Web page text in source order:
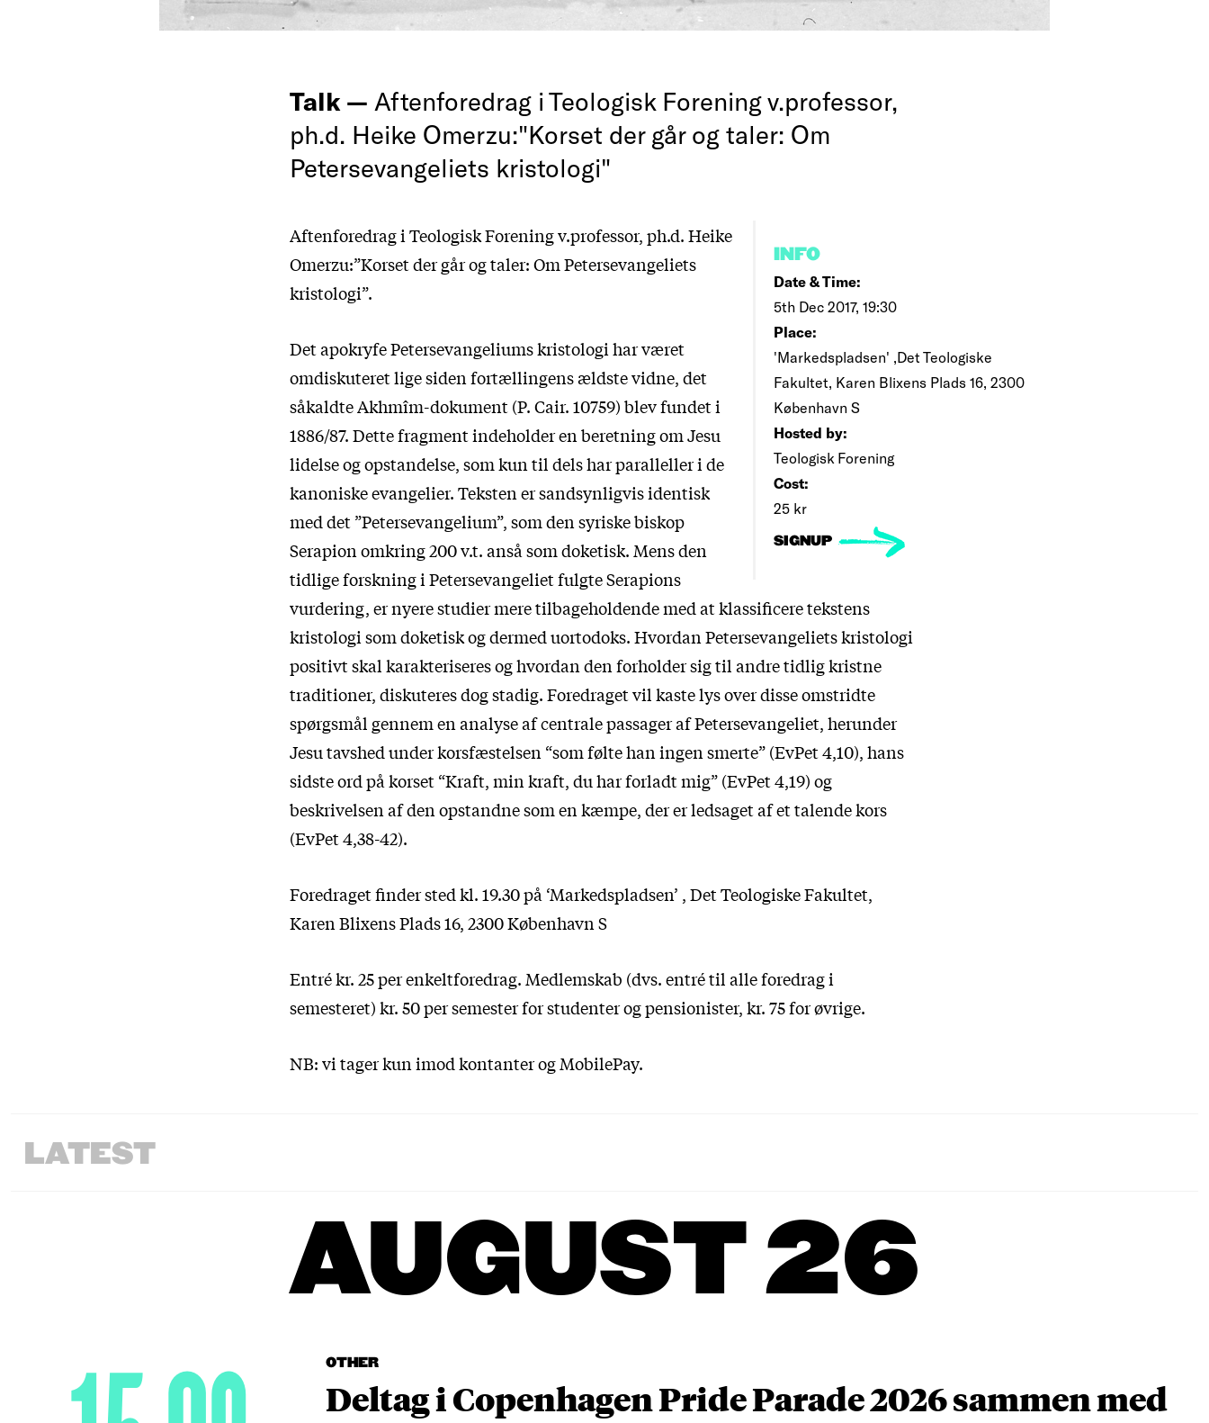
Talk — Aftenforedrag i Teologisk Forening v.professor,
ph.d. Heike Omerzu:"Korset der går og taler: Om
Petersevangeliets kristologi"
INFO
Date & Time:
5th Dec 2017, 19:30
Place:
'Markedspladsen' ,Det Teologiske
Fakultet, Karen Blixens Plads 16, 2300
København S
Hosted by:
Teologisk Forening
Cost:
25 kr
SIGNUP
Aftenforedrag i Teologisk Forening v.professor, ph.d. Heike
Omerzu:”Korset der går og taler: Om Petersevangeliets
kristologi”.
Det apokryfe Petersevangeliums kristologi har været
omdiskuteret lige siden fortællingens ældste vidne, det
såkaldte Akhmîm-dokument (P. Cair. 10759) blev fundet i
1886/87. Dette fragment indeholder en beretning om Jesu
lidelse og opstandelse, som kun til dels har paralleller i de
kanoniske evangelier. Teksten er sandsynligvis identisk
med det ”Petersevangelium”, som den syriske biskop
Serapion omkring 200 v.t. anså som doketisk. Mens den
tidlige forskning i Petersevangeliet fulgte Serapions
vurdering, er nyere studier mere tilbageholdende med at klassificere tekstens
kristologi som doketisk og dermed uortodoks. Hvordan Petersevangeliets kristologi
positivt skal karakteriseres og hvordan den forholder sig til andre tidlig kristne
traditioner, diskuteres dog stadig. Foredraget vil kaste lys over disse omstridte
spørgsmål gennem en analyse af centrale passager af Petersevangeliet, herunder
Jesu tavshed under korsfæstelsen “som følte han ingen smerte” (EvPet 4,10), hans
sidste ord på korset “Kraft, min kraft, du har forladt mig” (EvPet 4,19) og
beskrivelsen af den opstandne som en kæmpe, der er ledsaget af et talende kors
(EvPet 4,38-42).
Foredraget finder sted kl. 19.30 på ‘Markedspladsen’ , Det Teologiske Fakultet,
Karen Blixens Plads 16, 2300 København S
Entré kr. 25 per enkeltforedrag. Medlemskab (dvs. entré til alle foredrag i
semesteret) kr. 50 per semester for studenter og pensionister, kr. 75 for øvrige.
NB: vi tager kun imod kontanter og MobilePay.
LATEST
AUGUST 26
OTHER
Deltag i Copenhagen Pride Parade 2026 sammen med